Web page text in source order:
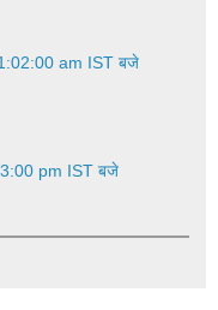
am IST बजे
pm IST बजे